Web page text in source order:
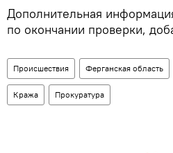
Дополнительная
по окончании проверки,
Происшествия Ферганская область
Кража Прокуратура